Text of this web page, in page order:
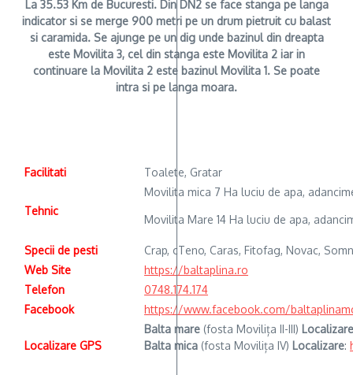
La 35.53 Kmde Bucuresti. Din DN2 se face stanga pe langa
indicator si se merge 900 metri pe un drum pietruit cu balast
si caramida. Se ajunge pe un dig unde bazinul din dreapta
este Movilita 3, cel din stanga este Movilita 2 iar in
continuare la Movilita 2 este bazinul Movilita 1. Se poate
intra si pe langa moara.
Facilitati Toalete, Gratar
Tehnic
Movilita mica 7 Ha luciu de apa,
Movilita Mare 14 Ha luciu de apa,
Specii de pesti
Crap, cTeno, Caras, Fitofag, Novac,
Web Site
https://baltaplina.ro
Telefon
0748.174.174
Facebook
https://www.facebook.com/
Localizare GPS
Balta mare (fosta Movilița II-III) Localizare
Balta mica (fosta Movilița IV) Localizare: